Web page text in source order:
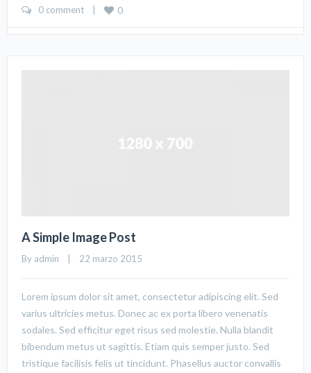
0 comment 0
A Simple Image Post
By admin
    |    22 marzo 2015
Lorem ipsum dolor sit amet, consectetur adipiscing elit. Sed
varius ultricies metus. Donec ac ex porta libero venenatis
sodales. Sed efficitur eget risus sed molestie. Nulla blandit
bibendum metus ut sagittis. Etiam quis semper justo. Sed
tristique facilisis felis ut tincidunt. Phasellus auctor convallis